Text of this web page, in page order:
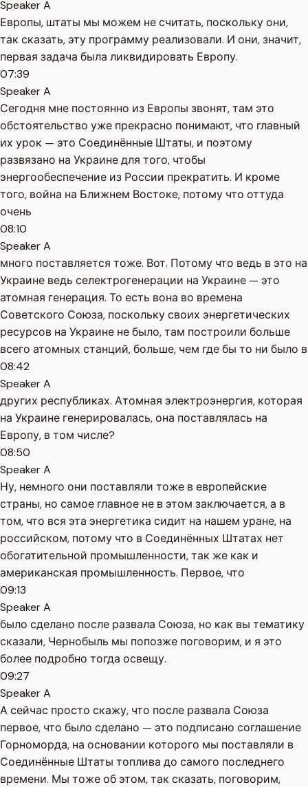
Speaker A
Европы, штаты мы можем не считать, поскольку они,
так сказать, эту программу реализовали. И они, значит,
первая задача была ликвидировать Европу.
07:39
Speaker A
Сегодня мне постоянно из Европы звонят, там это
обстоятельство уже прекрасно понимают, что главный
их урок — это Соединённые Штаты, и поэтому
развязано на Украине для того, чтобы
энергообеспечение из России прекратить. И кроме
того, война на Ближнем Востоке, потому что оттуда
очень
08:10
Speaker A
много поставляется тоже. Вот. Потому что ведь в это на
Украине ведь селектрогенерации на Украине — это
атомная генерация. То есть вона во времена
Советского Союза, поскольку своих энергетических
ресурсов на Украине не было, там построили больше
всего атомных станций, больше, чем где бы то ни было в
08:42
Speaker A
других республиках. Атомная электроэнергия, которая
на Украине генерировалась, она поставлялась на
Европу, в том числе?
08:50
Speaker A
Ну, немного они поставляли тоже в европейские
страны, но самое главное не в этом заключается, а в
том, что вся эта энергетика сидит на нашем уране, на
российском, потому что в Соединённых Штатах нет
обогатительной промышленности, так же как и
американская промышленность. Первое, что
09:13
Speaker A
было сделано после развала Союза, но как вы тематику
сказали, Чернобыль мы попозже поговорим, и я это
более подробно тогда освещу.
09:27
Speaker A
А сейчас просто скажу, что после развала Союза
первое, что было сделано — это подписано соглашение
Горноморда, на основании которого мы поставляли в
Соединённые Штаты топлива до самого последнего
времени. Мы тоже об этом, так сказать, поговорим,